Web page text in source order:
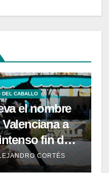
DEL CABALLO
el nombre
a
fin de
CORTÉS